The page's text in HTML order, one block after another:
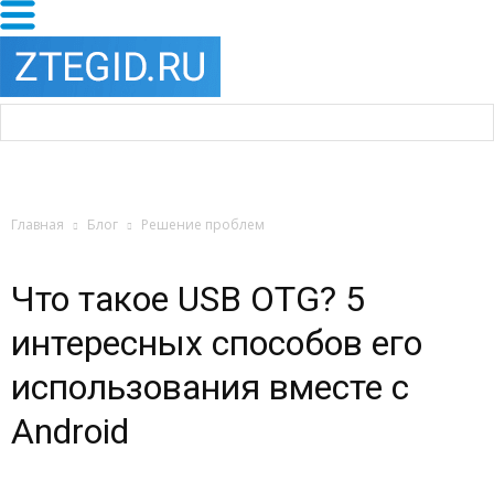
Главная Блог Решение проблем
Что такое USB OTG? 5
интересных способов его
использования вместе с
Android